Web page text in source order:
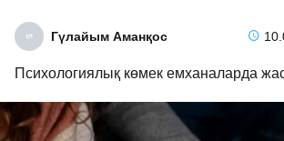
Гүлайым Аманқос
Психологиялық көмек емханаларда